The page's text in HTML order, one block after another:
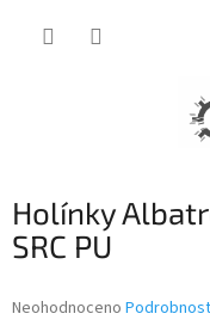
Holínky
SRC PU
Průměrné
Neohodnoceno